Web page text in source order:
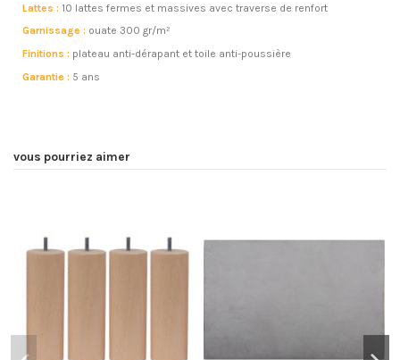
Lattes : 10 lattes fermes et massives avec traverse de renfort
Garnissage : ouate 300 gr/m²
Finitions : plateau anti-dérapant et toile anti-poussière
Garantie : 5 ans
vous pourriez aimer